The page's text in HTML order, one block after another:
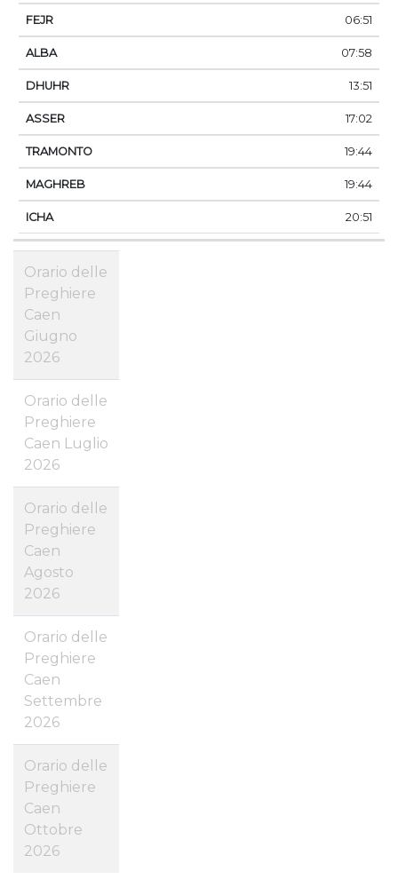
06:51
07:58
13:51
17:02
19:44
19:44
20:51
Orario delle
Preghiere
Caen
Giugno
2026
Orario delle
Preghiere
Caen Luglio
2026
Orario delle
Preghiere
Caen
Agosto
2026
Orario delle
Preghiere
Caen
Settembre
2026
Orario delle
Preghiere
Caen
Ottobre
2026